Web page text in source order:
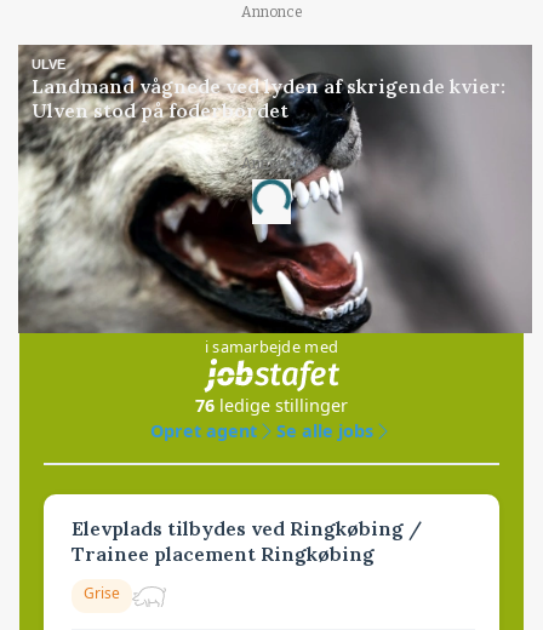
Annonce
ULVE
Landmand vågnede ved lyden af skrigende kvier:
Ulven stod på foderbordet
Annonce
Loading...
Jobs
i samarbejde med
76 ledige stillinger
Opret agent
Se alle jobs
Elevplads tilbydes ved Ringkøbing /
Trainee placement Ringkøbing
Grise